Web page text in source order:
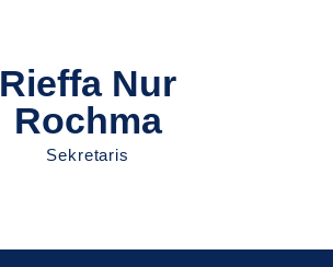
Rieffa Nur
Rochma
Sekretaris